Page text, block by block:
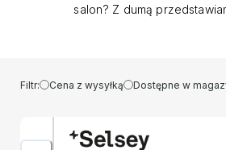
salon? Z dumą
konstrukcja zwróci uwagę
wszystkich gości. W siedzisku
wysokiej jakości. Wygodne
do komfortowego spędzenia
Filtr: Cena z wysyłką Dostępne w